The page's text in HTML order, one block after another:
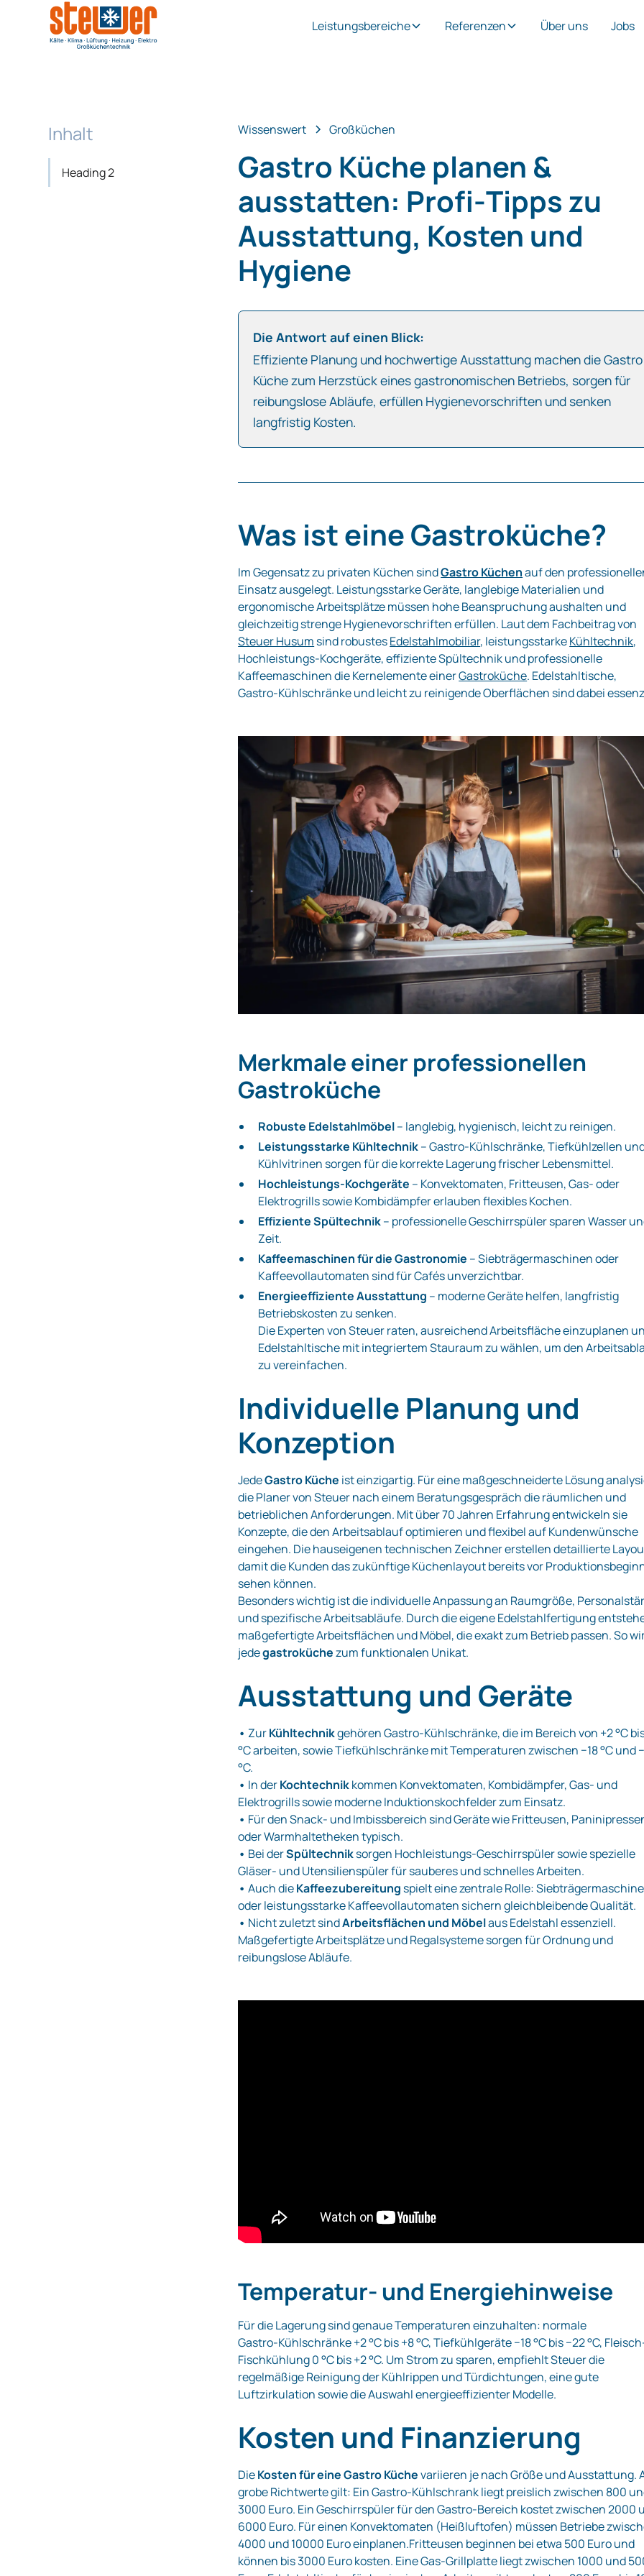
Leistungsbereiche Referenzen Über uns Jobs
Inhalt
Heading 2
Wissenswert Großküchen
Gastro Küche planen &
ausstatten: Profi‑Tipps zu
Ausstattung, Kosten und
Hygiene
Die Antwort auf einen Blick:
Effiziente Planung und hochwertige Ausstattung machen die Gastro
Küche zum Herzstück eines gastronomischen Betriebs, sorgen für
reibungslose Abläufe, erfüllen Hygienevorschriften und senken
langfristig Kosten.
Was ist eine Gastroküche?
Im Gegensatz zu privaten Küchen sindGastro Küchenauf den
Einsatz ausgelegt. Leistungsstarke Geräte, langlebige Materialien und
ergonomische Arbeitsplätze müssen hohe Beanspruchung aushalten und
gleichzeitig strenge Hygienevorschriften erfüllen. Laut dem Fachbeitrag von
Steuer Husum sind robustesEdelstahlmobiliar, leistungsstarkeKühltechnik,
Hochleistungs‑Kochgeräte, effiziente Spültechnik und professionelle
Kaffeemaschinen die Kernelemente einerGastroküche. Edelstahltische,
Gastro‑Kühlschränke und leicht zu reinigende Oberflächen sind dabei
Merkmale einer professionellen
Gastroküche
Robuste Edelstahlmöbel– langlebig, hygienisch, leicht zu reinigen.
Leistungsstarke Kühltechnik– Gastro‑Kühlschränke, Tiefkühlzellen
Kühlvitrinen sorgen für die korrekte Lagerung frischer Lebensmittel.
Hochleistungs‑Kochgeräte – Konvektomaten, Fritteusen, Gas‑ oder
Elektrogrills sowie Kombidämpfer erlauben flexibles Kochen.
Effiziente Spültechnik– professionelle Geschirrspüler sparen Wasser
Zeit.
Kaffeemaschinen für die Gastronomie – Siebträgermaschinen oder
Kaffeevollautomaten sind für Cafés unverzichtbar.
Energieeffiziente Ausstattung – moderne Geräte helfen, langfristig
Betriebskosten zu senken.
Die Experten von Steuer raten, ausreichend Arbeitsfläche einzuplanen
Edelstahltische mit integriertem Stauraum zu wählen, um den
zu vereinfachen.
Individuelle Planung und
Konzeption
JedeGastro Küche ist einzigartig. Für eine maßgeschneiderte Lösung
die Planer von Steuer nach einem Beratungsgespräch die räumlichen und
betrieblichen Anforderungen. Mit über 70 Jahren Erfahrung entwickeln sie
Konzepte, die den Arbeitsablauf optimieren und flexibel auf Kundenwünsche
eingehen. Die hauseigenen technischen Zeichner erstellen detaillierte
damit die Kunden das zukünftige Küchenlayout bereits vor
sehen können.
Besonders wichtig ist die individuelle Anpassung an Raumgröße,
und spezifische Arbeitsabläufe. Durch die eigene Edelstahlfertigung
maßgefertigte Arbeitsflächen und Möbel, die exakt zum Betrieb passen. So
jedegastroküchezum funktionalen Unikat.
Ausstattung und Geräte
• ZurKühltechnikgehören Gastro-Kühlschränke, die im Bereich von +2 °C
°C arbeiten, sowie Tiefkühlschränke mit Temperaturen zwischen −18 °C und
°C.
• In derKochtechnikkommen Konvektomaten, Kombidämpfer, Gas- und
Elektrogrills sowie moderne Induktionskochfelder zum Einsatz.
• Für den Snack- und Imbissbereich sind Geräte wie Fritteusen,
oder Warmhaltetheken typisch.
• Bei derSpültechniksorgen Hochleistungs-Geschirrspüler sowie spezielle
Gläser- und Utensilienspüler für sauberes und schnelles Arbeiten.
• Auch dieKaffeezubereitung spielt eine zentrale Rolle:
oder leistungsstarke Kaffeevollautomaten sichern gleichbleibende Qualität.
• Nicht zuletzt sindArbeitsflächen und Möbelaus Edelstahl essenziell.
Maßgefertigte Arbeitsplätze und Regalsysteme sorgen für Ordnung und
reibungslose Abläufe.
Temperatur‑ und Energiehinweise
Für die Lagerung sind genaue Temperaturen einzuhalten: normale
Gastro‑Kühlschränke +2 °C bis +8 °C, Tiefkühlgeräte −18 °C bis −22 °C,
Fischkühlung 0 °C bis +2 °C. Um Strom zu sparen, empfiehlt Steuer die
regelmäßige Reinigung der Kühlrippen und Türdichtungen, eine gute
Luftzirkulation sowie die Auswahl energieeffizienter Modelle.
Kosten und Finanzierung
DieKosten für eine Gastro Küchevariieren je nach Größe und Ausstattung.
grobe Richtwerte gilt: Ein Gastro-Kühlschrank liegt preislich zwischen 800
3000 Euro. Ein Geschirrspüler für den Gastro-Bereich kostet zwischen 2000
6000 Euro. Für einen Konvektomaten (Heißluftofen) müssen Betriebe
4000 und 10000 Euro einplanen.Fritteusen beginnen bei etwa 500 Euro und
können bis 3000 Euro kosten. Eine Gas-Grillplatte liegt zwischen 1000 und